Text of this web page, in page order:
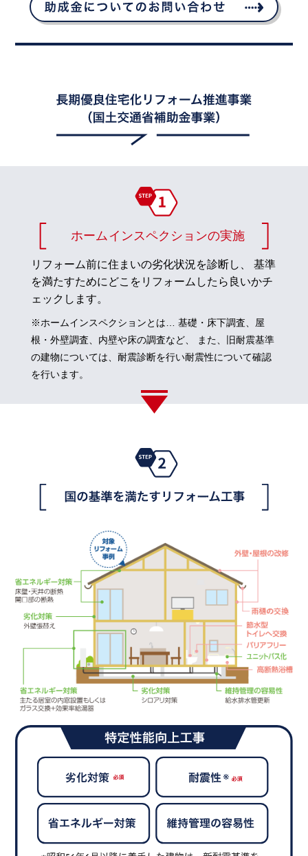
リフォーム前に住まいの劣化状況を診断し、
基準
を満たすためにどこをリフォームしたら良いかチ
ェックします。
※ホームインスペクションとは… 基礎・床下調査、屋
根・外壁調査、内壁や床の調査など、
また、旧耐震基準
の建物については、耐震診断を行い耐震性について確認
を行います。